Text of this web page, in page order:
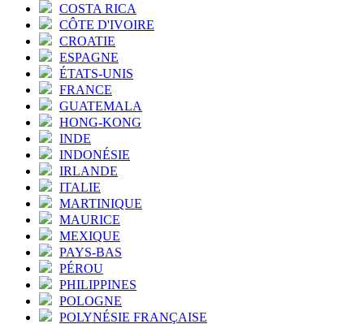
COSTA RICA
CÔTE D'IVOIRE
CROATIE
ESPAGNE
ÉTATS-UNIS
FRANCE
GUATEMALA
HONG-KONG
INDE
INDONÉSIE
IRLANDE
ITALIE
MARTINIQUE
MAURICE
MEXIQUE
PAYS-BAS
PÉROU
PHILIPPINES
POLOGNE
POLYNÉSIE FRANÇAISE